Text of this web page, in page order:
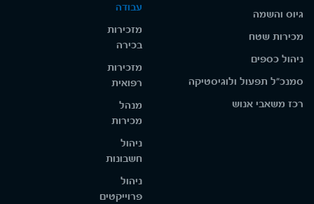
גיוס והשמה
מכירות שטח
ניהול כספים
סמנכ"ל תפעול ולוגיסטיקה
רכז משאבי אנוש
עבודה
מזכירות
בכירה
מזכירות
רפואית
מנהל
מכירות
ניהול
חשבונות
ניהול
פרוייקטים